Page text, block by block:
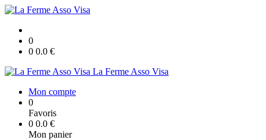
0
0 0.0 €
La Ferme Asso Visa
Mon compte
0
Favoris
0 0.0 €
Mon panier